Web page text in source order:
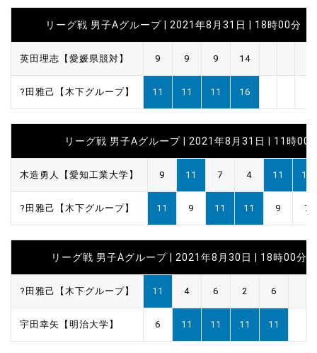
リーグ戦 男子Aグループ | 2021年8月31日 | 18時00分
英田理志【愛媛県競対】 9 9 9 14
?田雅己【木下グループ】 11 11 11 16
リーグ戦 男子Aグループ | 2021年8月31日 | 11時00
木造勇人【愛知工業大学】 9 11 7 4 11 11
?田雅己【木下グループ】 11 9 11 11 9 7
リーグ戦 男子Aグループ | 2021年8月30日 | 18時00分
?田雅己【木下グループ】 11 4 6 2 6
宇田幸矢【明治大学】 6 11 11 11 11